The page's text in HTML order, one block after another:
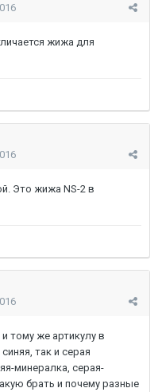
жижа для
Это жижа NS-2 в
тому же артикулу в
так и серая
минералка, серая-
брать и почему разные